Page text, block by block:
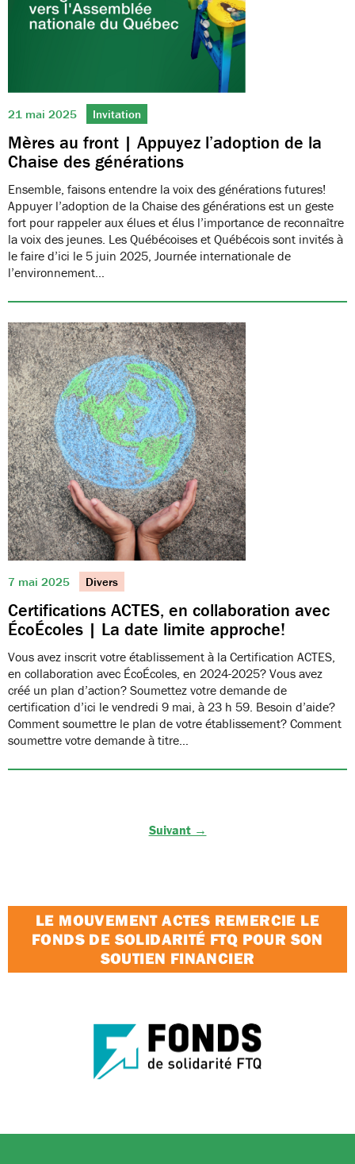
21 mai 2025 Invitation
Mères au front | Appuyez l’adoption de la
Chaise des générations
Ensemble, faisons entendre la voix des générations futures!
Appuyer l’adoption de la Chaise des générations est un geste
fort pour rappeler aux élues et élus l’importance de reconnaître
la voix des jeunes. Les Québécoises et Québécois sont invités à
le faire d’ici le 5 juin 2025, Journée internationale de
l’environnement…
7 mai 2025 Divers
Certifications ACTES, en collaboration avec
ÉcoÉcoles | La date limite approche!
Vous avez inscrit votre établissement à la Certification ACTES,
en collaboration avec ÉcoÉcoles, en 2024-2025? Vous avez
créé un plan d’action? Soumettez votre demande de
certification d’ici le vendredi 9 mai, à 23 h 59. Besoin d’aide?
Comment soumettre le plan de votre établissement? Comment
soumettre votre demande à titre…
Suivant →
LE MOUVEMENT ACTES REMERCIE LE
FONDS DE SOLIDARITÉ FTQ POUR SON
SOUTIEN FINANCIER